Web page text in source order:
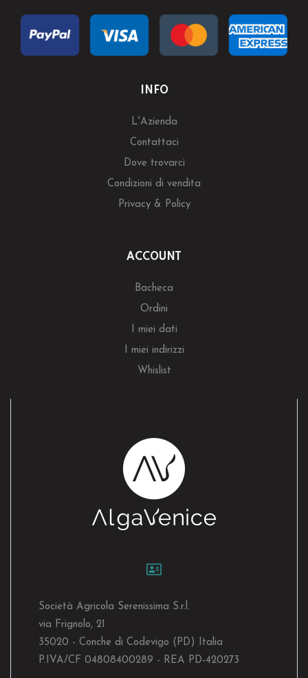
INFO
L'Azienda
Contattaci
Dove trovarci
Condizioni di vendita
Privacy & Policy
ACCOUNT
Bacheca
Ordini
I miei dati
I miei indirizzi
Whislist
Società Agricola Serenissima S.r.l.
via Frignolo, 21
35020 - Conche di Codevigo (PD) Italia
P.IVA/CF 04808400289 - REA PD-420273